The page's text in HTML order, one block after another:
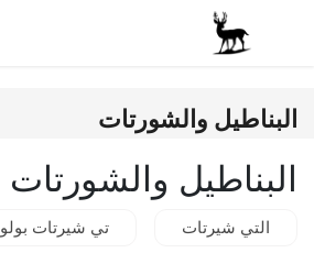
تخطي للذهاب إلى المحتوى
البناطيل والشورتات
البناطيل والشورتات
التي شيرتات تي شيرتات بولو